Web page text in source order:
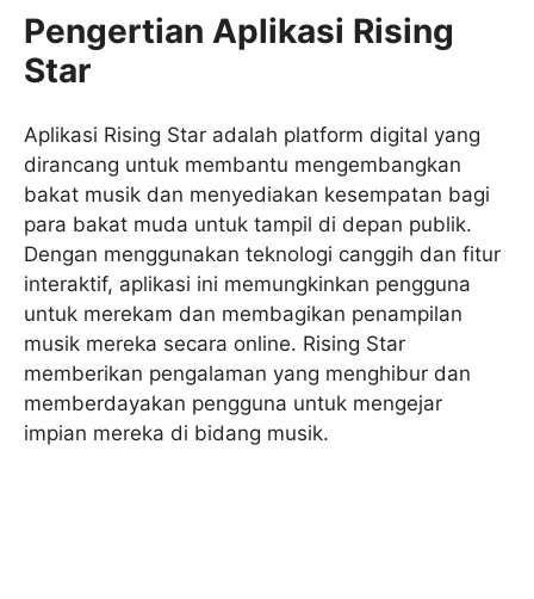
Pengertian Aplikasi Rising
Star
Aplikasi Rising Star adalah platform digital yang
dirancang untuk membantu mengembangkan
bakat musik dan menyediakan kesempatan bagi
para bakat muda untuk tampil di depan publik.
Dengan menggunakan teknologi canggih dan fitur
interaktif, aplikasi ini memungkinkan pengguna
untuk merekam dan membagikan penampilan
musik mereka secara online. Rising Star
memberikan pengalaman yang menghibur dan
memberdayakan pengguna untuk mengejar
impian mereka di bidang musik.